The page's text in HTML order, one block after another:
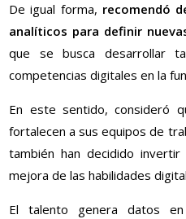
De igual forma, recomendó
analíticos para definir
que se busca desarrollar
competencias digitales en la
En este sentido, consideró
fortalecen a sus equipos de
también han decidido
mejora de las habilidades
El talento genera datos